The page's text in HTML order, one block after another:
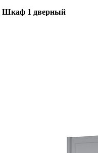
Шкаф 1 дверный